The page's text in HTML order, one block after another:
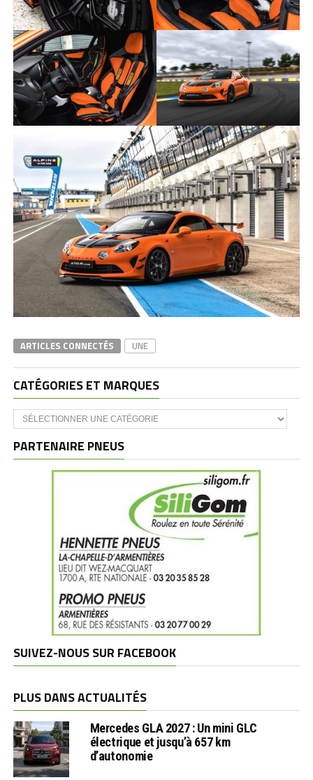
ARTICLES CONNECTÉS UNE
CATÉGORIES ET MARQUES
Catégories
et
PARTENAIRE PNEUS
SUIVEZ-NOUS SUR FACEBOOK
PLUS DANS ACTUALITÉS
Mercedes GLA 2027 : Un mini GLC
électrique et jusqu’à 657 km
d’autonomie